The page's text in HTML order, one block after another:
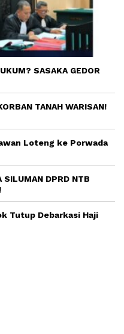
SASAKA GEDOR
TANAH WARISAN!
Loteng ke Porwada
SILUMAN DPRD NTB
Tutup Debarkasi Haji